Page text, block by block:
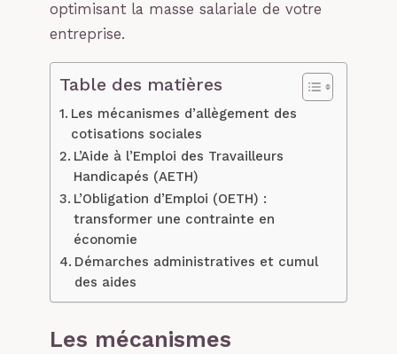
optimisant la masse salariale de votre
entreprise.
Table des matières
Les mécanismes d’allègement des
cotisations sociales
L’Aide à l’Emploi des Travailleurs
Handicapés (AETH)
L’Obligation d’Emploi (OETH) :
transformer une contrainte en
économie
Démarches administratives et cumul
des aides
Les mécanismes